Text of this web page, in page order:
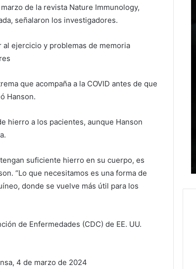
de la revista Nature Immunology,
señalaron los investigadores.
ejercicio y problemas de memoria
que acompaña a la COVID antes de que
Hanson.
hierro a los pacientes, aunque Hanson
suficiente hierro en su cuerpo, es
“Lo que necesitamos es una forma de
donde se vuelve más útil para los
de Enfermedades (CDC) de EE. UU.
4 de marzo de 2024